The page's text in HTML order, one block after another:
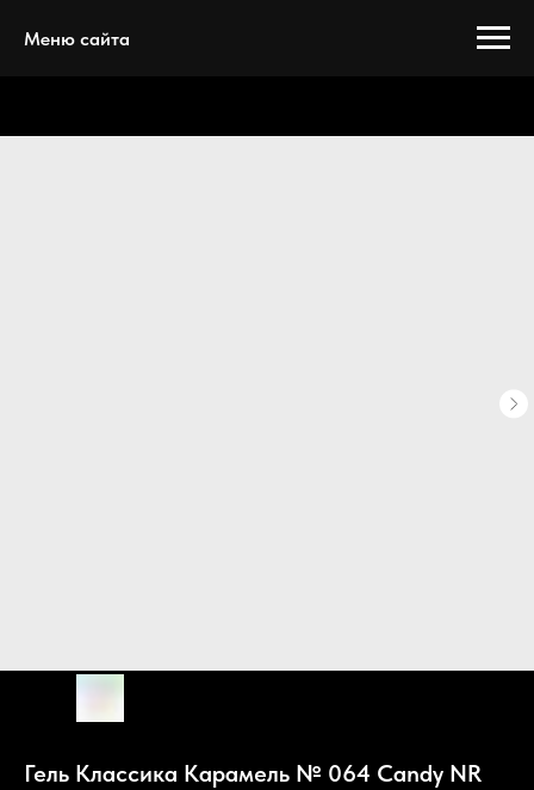
Меню сайта
Гель Классика Карамель № 064 Candy NR